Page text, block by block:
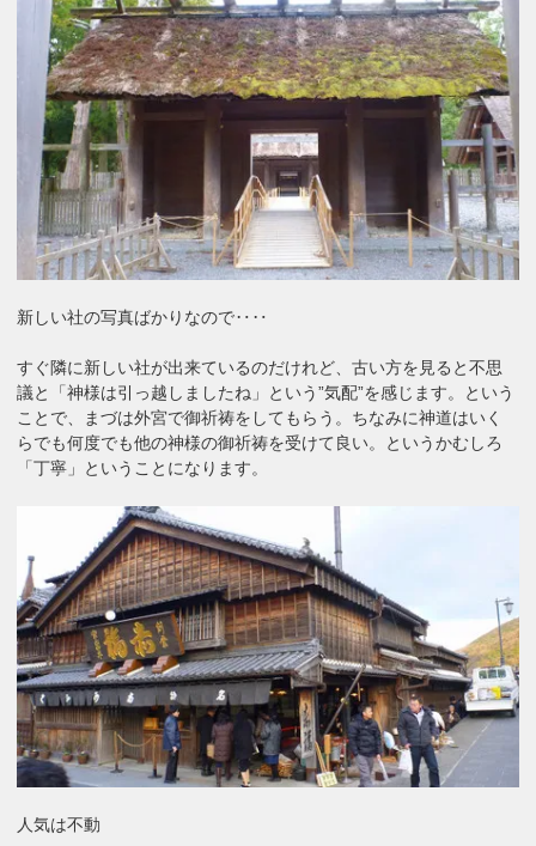
新しい社の写真ばかりなので‥‥
すぐ隣に新しい社が出来ているのだけれど、古い方を見ると不思
議と「神様は引っ越しましたね」という”気配”を感じます。という
ことで、まづは外宮で御祈祷をしてもらう。ちなみに神道はいく
らでも何度でも他の神様の御祈祷を受けて良い。というかむしろ
「丁寧」ということになります。
人気は不動